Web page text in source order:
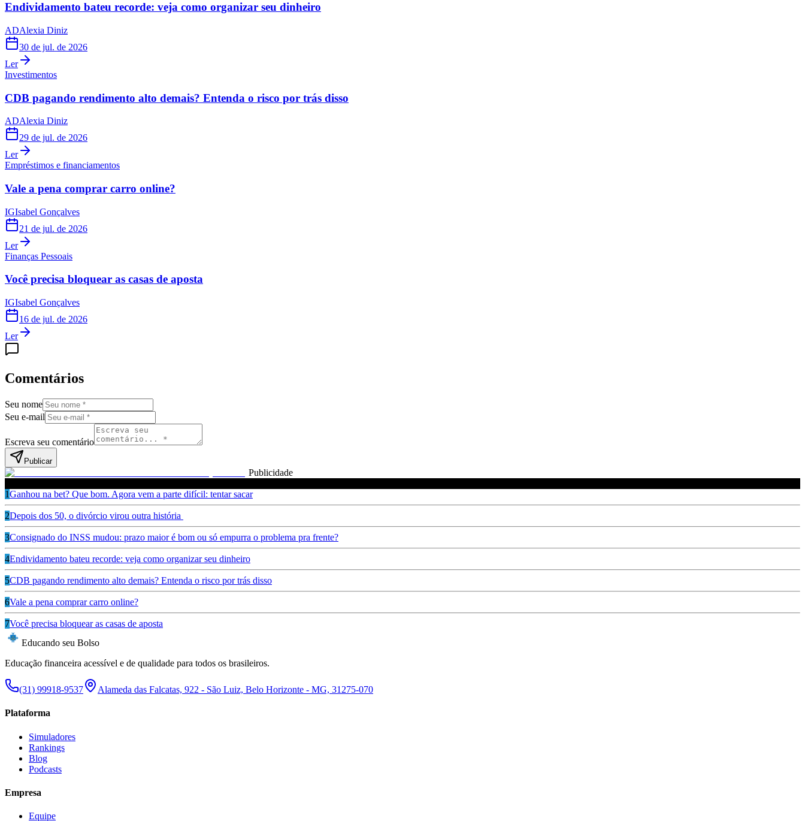
Endividamento bateu recorde: veja como organizar seu dinheiro
ADAlexia Diniz
30 de jul. de 2026
Ler
Investimentos
CDB pagando rendimento alto demais? Entenda o risco por trás disso
ADAlexia Diniz
29 de jul. de 2026
Ler
Empréstimos e financiamentos
Vale a pena comprar carro online?
IGIsabel Gonçalves
21 de jul. de 2026
Ler
Finanças Pessoais
Você precisa bloquear as casas de aposta
IGIsabel Gonçalves
16 de jul. de 2026
Ler
Comentários
Seu nome
Seu e-mail
Escreva seu comentário
Publicar
Publicidade
1Ganhou na bet? Que bom. Agora vem a parte difícil: tentar sacar
2Depois dos 50, o divórcio virou outra história
3Consignado do INSS mudou: prazo maior é bom ou só empurra o problema pra frente?
4Endividamento bateu recorde: veja como organizar seu dinheiro
5CDB pagando rendimento alto demais? Entenda o risco por trás disso
6Vale a pena comprar carro online?
7Você precisa bloquear as casas de aposta
Educando seu Bolso
Educação financeira acessível e de qualidade para todos os brasileiros.
(31) 99918-9537 Alameda das Falcatas, 922 - São Luiz, Belo Horizonte - MG, 31275-070
Plataforma
Simuladores
Rankings
Blog
Podcasts
Empresa
Equipe